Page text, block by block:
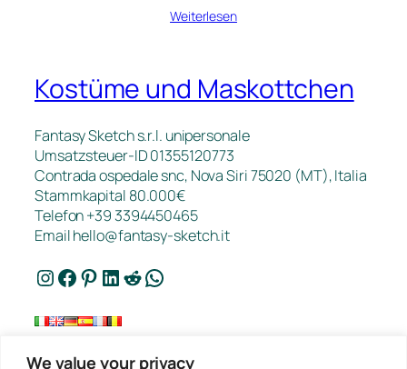
We value your privacy
Weiterlesen
Kostüme und Maskottchen
Fantasy Sketch s.r.l. unipersonale
Umsatzsteuer-ID 01355120773
Contrada ospedale snc, Nova Siri 75020 (MT), Italia
Stammkapital 80.000€
Telefon +39 3394450465
Emailhello@fantasy-sketch.it
Instagram Facebook Pinterest LinkedIn Reddit WhatsApp